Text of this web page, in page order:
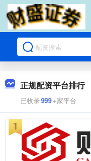
正规配资平台排行
已收录999+家平台